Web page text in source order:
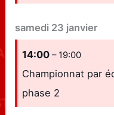
samedi 23 janvier
14:00– 19:00
Championnat par
phase 2